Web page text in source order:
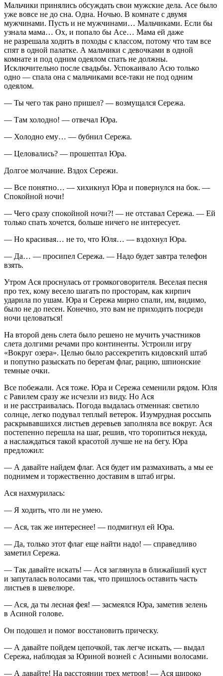
Мальчики принялись обсуждать свои мужские дела. Асе было
уже вовсе не до сна. Одна. Ночью. В комнате с двумя
мужчинами. Пусть и не мужчинами… Мальчиками. Если бы
узнала мама… Ох, и попало бы Асе… Мама ей даже
не разрешала ходить в походы с классом, потому что там все
спят в одной палатке. А мальчики с девочками в одной
комнате и под одним одеялом спать не должны.
Исключительно после свадьбы. Успокаивало Асю только
одно — спала она с мальчиками все-таки не под одним
одеялом.
— Ты чего так рано пришел? — возмущался Сережа.
— Там холодно! — отвечал Юра.
— Холодно ему… — бубнил Сережа.
— Целовались? — прошептал Юра.
Долгое молчание. Вздох Сережи.
— Все понятно… — хихикнул Юра и повернулся на бок. —
Спокойной ночи!
— Чего сразу спокойной ночи?! — не отставал Сережа. — Ей
только спать хочется, больше ничего не интересует.
— Но красивая… не то, что Юля… — вздохнул Юра.
— Да… — просипел Сережа. — Надо будет завтра телефон
взять.
Утром Ася проснулась от громкоговорителя. Веселая песня
про тех, кому весело шагать по просторам, как кирпич
ударила по ушам. Юра и Сережа мирно спали, им, видимо,
было не до песен. Конечно, это вам не приходить посреди
ночи целоваться!
На второй день слета было решено не мучить участников
слета долгими речами про континенты. Устроили игру
«Вокруг озера». Целью было рассекретить кидовский штаб
и попутно разыскать по берегам флаг, рацию, шпионские
темные очки.
Все побежали. Ася тоже. Юра и Сережа семенили рядом. Юля
с Равилем сразу же исчезли из виду. Но Ася
и не расстраивалась. Погода выдалась отменная: светило
солнце, легко подувал теплый ветерок. Изумрудная россыпь
раскрывавшихся листьев деревьев заполняла все вокруг. Ася
постепенно перешла на шаг, решив, что торопиться некуда,
а наслаждаться такой красотой лучше не на бегу. Юра
предложил:
— А давайте найдем флаг. Ася будет им размахивать, а мы ее
поднимем и торжественно доставим в штаб игры.
Ася нахмурилась:
— Я ходить, что ли не умею.
— Ася, так же интереснее! — подмигнул ей Юра.
— Да, только этот флаг еще найти надо! — справедливо
заметил Сережа.
— Так давайте искать! — Ася заглянула в ближайший куст
и запуталась волосами так, что пришлось оставить часть
листьев в шевелюре.
— Ася, да ты лесная фея! — засмеялся Юра, заметив зелень
в Асиной голове.
Он подошел и помог восстановить прическу.
— А давайте пойдем цепочкой, так легче искать, — выдал
Сережа, наблюдая за Юриной возней с Асиными волосами.
— А давайте! На расстоянии трех метров! — Ася широко